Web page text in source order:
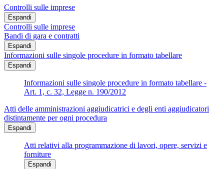
Controlli sulle imprese
Espandi
Controlli sulle imprese
Bandi di gara e contratti
Espandi
Informazioni sulle singole procedure in formato tabellare
Espandi
Informazioni sulle singole procedure in formato tabellare -
Art. 1, c. 32, Legge n. 190/2012
Atti delle amministrazioni aggiudicatrici e degli enti aggiudicatori
distintamente per ogni procedura
Espandi
Atti relativi alla programmazione di lavori, opere, servizi e
forniture
Espandi